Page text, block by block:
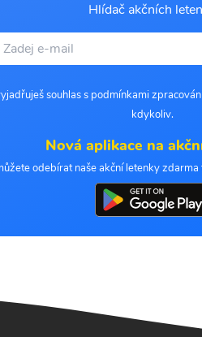
Hlídač akčních
souhlas s podmínkami
kdykoliv.
Nová aplikace na
odebírat naše akční letenky